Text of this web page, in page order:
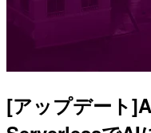
[アップデート